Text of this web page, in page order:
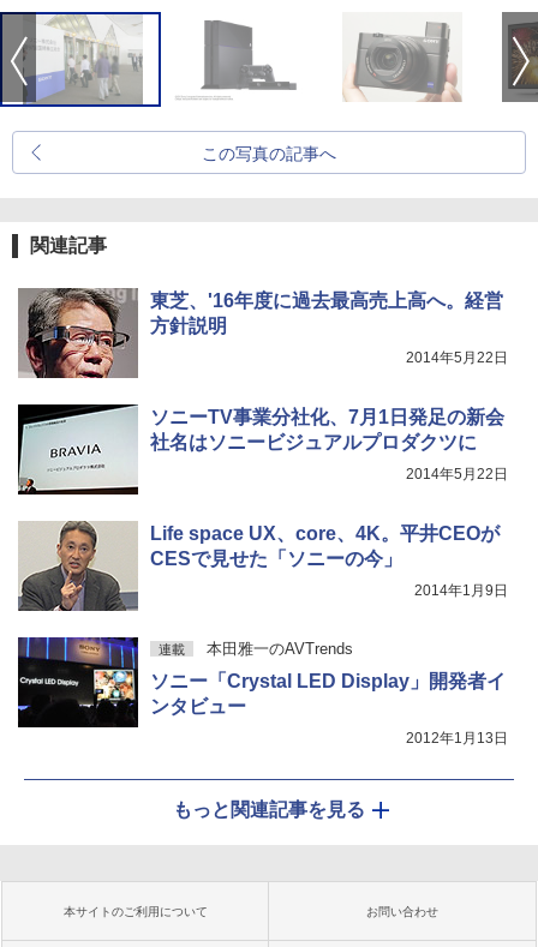
この写真の記事へ
関連記事
東芝、'16年度に過去最高売上高へ。経営
方針説明
2014年5月22日
ソニーTV事業分社化、7月1日発足の新会
社名はソニービジュアルプロダクツに
2014年5月22日
Life space UX、core、4K。平井CEOが
CESで見せた「ソニーの今」
2014年1月9日
連載 本田雅一のAVTrends
ソニー「Crystal LED Display」開発者イ
ンタビュー
2012年1月13日
もっと関連記事を見る
本サイトのご利用について お問い合わせ